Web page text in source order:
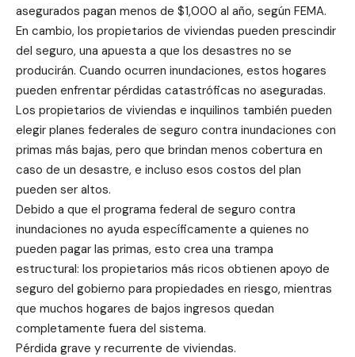
asegurados pagan menos de $1,000 al año, según FEMA.
En cambio, los propietarios de viviendas pueden prescindir
del seguro, una apuesta a que los desastres no se
producirán. Cuando ocurren inundaciones, estos hogares
pueden enfrentar pérdidas catastróficas no aseguradas.
Los propietarios de viviendas e inquilinos también pueden
elegir planes federales de seguro contra inundaciones con
primas más bajas, pero que brindan menos cobertura en
caso de un desastre, e incluso esos costos del plan
pueden ser altos.
Debido a que el programa federal de seguro contra
inundaciones no ayuda específicamente a quienes no
pueden pagar las primas, esto crea una trampa
estructural: los propietarios más ricos obtienen apoyo de
seguro del gobierno para propiedades en riesgo, mientras
que muchos hogares de bajos ingresos quedan
completamente fuera del sistema.
Pérdida grave y recurrente de viviendas.